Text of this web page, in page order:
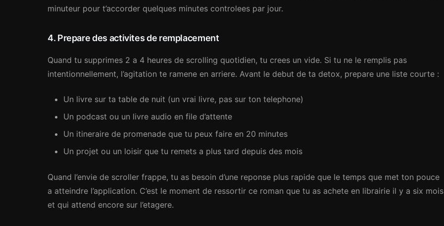
minuteur pour t’accorder quelques minutes controlees par jour.
4. Prepare des activites de remplacement
Quand tu supprimes 2 a 4 heures de scrolling quotidien, tu crees un vide. Si tu ne le remplis pas
intentionnellement, l’agitation te ramene en arriere. Avant le debut de ta detox, prepare une liste courte :
Un livre sur ta table de nuit (un vrai livre, pas sur ton telephone)
Un podcast ou un livre audio en file d’attente
Un itineraire de promenade que tu peux faire en 20 minutes
Un projet ou un loisir que tu remets a plus tard depuis des mois
Quand l’envie de scroller frappe, tu as besoin d’une reponse plus rapide que le temps que met ton pouce
a atteindre l’application. C’est le moment de ressortir ce roman que tu as achete en librairie il y a six mois
et qui attend encore sur l’etagere.